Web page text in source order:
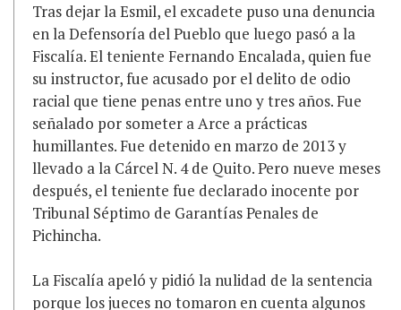
Tras dejar la Esmil, el excadete puso una denuncia
en la Defensoría del Pueblo que luego pasó a la
Fiscalía. El teniente Fernando Encalada, quien fue
su instructor, fue acusado por el delito de odio
racial que tiene penas entre uno y tres años. Fue
señalado por someter a Arce a prácticas
humillantes. Fue detenido en marzo de 2013 y
llevado a la Cárcel N. 4 de Quito. Pero nueve meses
después, el teniente fue declarado inocente por
Tribunal Séptimo de Garantías Penales de
Pichincha.
La Fiscalía apeló y pidió la nulidad de la sentencia
porque los jueces no tomaron en cuenta algunos